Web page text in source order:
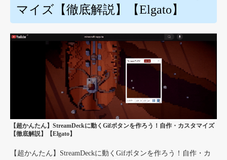
マイズ【徹底解説】【Elgato】
【超かんたん】StreamDeckに動くGifボタンを作ろう！自作・カスタマイズ
【徹底解説】【Elgato】
【超かんたん】StreamDeckに動くGifボタンを作ろう！自作・カ